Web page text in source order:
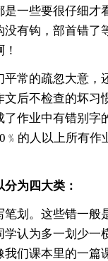
是一些要很仔细才
没有钩，部首错了
平常的疏忽大意，
文后不检查的坏习
了作业中有错别字
的人以上所有作
为四大类：
笔划。这些错一般
学认为多一划少一
我们课本里的一篇